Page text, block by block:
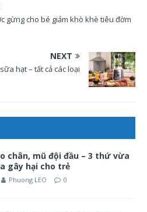
gừng cho bé giảm khò khè tiêu đờm
NEXT
hạt – tất cả các loại
chân, mũ đội đầu – 3 thứ vừa
gây hại cho trẻ
Phuong LEO 0